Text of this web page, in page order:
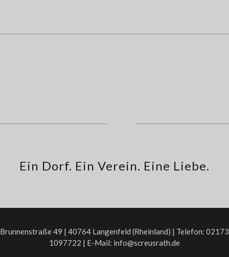
Ein Dorf. Ein Verein. Eine Liebe.
Brunnenstraße 49 | 40764 Langenfeld (Rheinland) | Telefon: 02173
1097722 | E-Mail: info@screusrath.de